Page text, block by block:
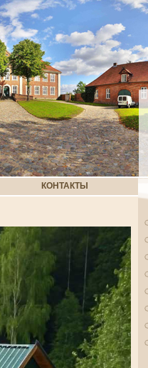
КОНТАКТЫ